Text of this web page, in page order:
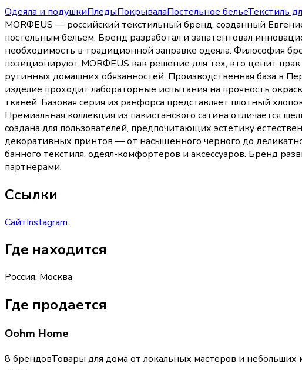
Одеяла и подушкиПледыПокрывалаПостельное бельеТекстиль
MORФEUS — российский текстильный бренд, созданный
постельным бельем. Бренд разработал и запатентовал
необходимость в традиционной заправке одеяла. Философия
позиционируют MORФEUS как решение для тех, кто ценит
рутинных домашних обязанностей. Производственная база в
изделие проходит лабораторные испытания на прочность
тканей. Базовая серия из ранфорса представляет плотный
Премиальная коллекция из пакистанского сатина отличается
создана для пользователей, предпочитающих эстетику
декоративных принтов — от насыщенного черного до
банного текстиля, одеял-комфортеров и аксессуаров. Бренд
партнерами.
Ссылки
СайтInstagram
Где находится
Россия, Москва
Где продается
Oohm Home
8 брендовТовары для дома от локальных мастеров и небольших